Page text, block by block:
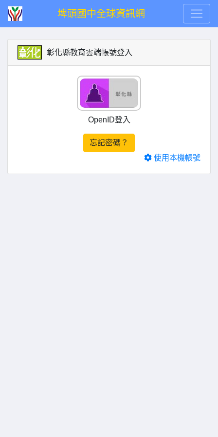
埤頭國中全球資訊網
彰化縣教育雲端帳號登入
OpenID登入
忘記密碼？
使用本機帳號